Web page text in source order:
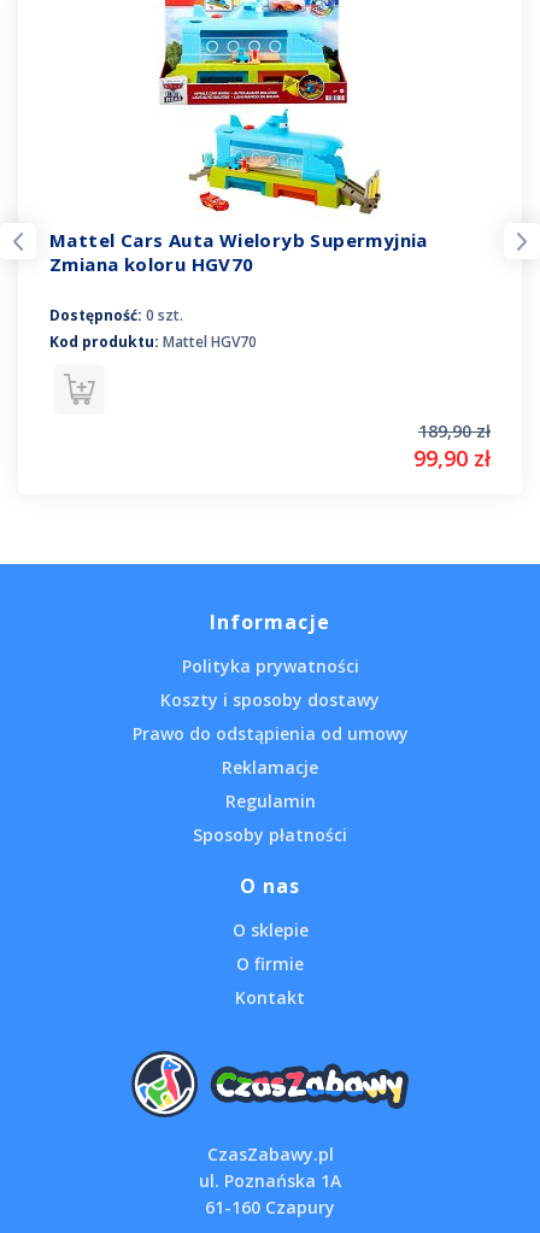
Mattel Cars Auta Wieloryb Supermyjnia
Zmiana koloru HGV70
Dostępność: 0 szt.
Kod produktu: Mattel HGV70
189,90 zł
99,90 zł
Informacje
Polityka prywatności
Koszty i sposoby dostawy
Prawo do odstąpienia od umowy
Reklamacje
Regulamin
Sposoby płatności
O nas
O sklepie
O firmie
Kontakt
CzasZabawy.pl
ul. Poznańska 1A
61-160 Czapury